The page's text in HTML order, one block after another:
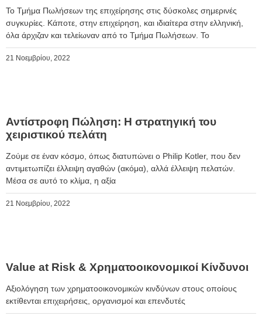
Το Τμήμα Πωλήσεων της επιχείρησης στις δύσκολες σημερινές
συγκυρίες. Κάποτε, στην επιχείρηση, και ιδιαίτερα στην ελληνική,
όλα άρχιζαν και τελείωναν από το Τμήμα Πωλήσεων. Το
21 Νοεμβρίου, 2022
​Αντίστροφη Πώληση: Η στρατηγική του
χειριστικού πελάτη
Ζούμε σε έναν κόσμο, όπως διατυπώνει ο Philip Kotler, που δεν
αντιμετωπίζει έλλειψη αγαθών (ακόμα), αλλά έλλειψη πελατών.
Μέσα σε αυτό το κλίμα, η αξία
21 Νοεμβρίου, 2022
Value at Risk & Χρηματοοικονομικοί Κίνδυνοι
Αξιολόγηση των χρηματοοικονομικών κινδύνων στους οποίους
εκτίθενται επιχειρήσεις, οργανισμοί και επενδυτές